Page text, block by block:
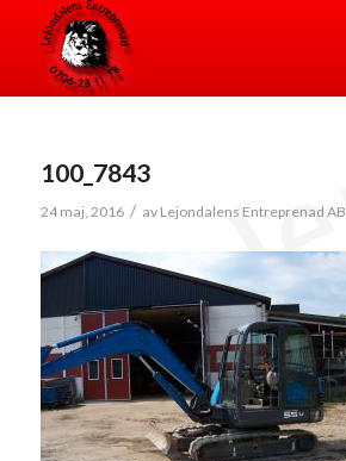
100_7843
24 maj, 2016 / av Lejondalens Entreprenad AB